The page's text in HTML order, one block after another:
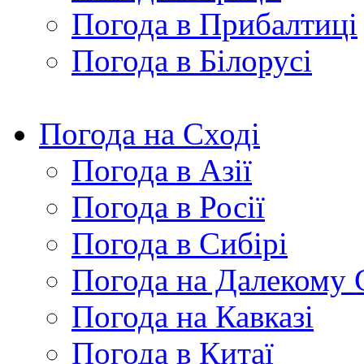
Погода в Прибалтиці
Погода в Білорусі
Погода на Сході
Погода в Азії
Погода в Росії
Погода в Сибірі
Погода на Далекому
Погода на Кавказі
Погода в Китаї